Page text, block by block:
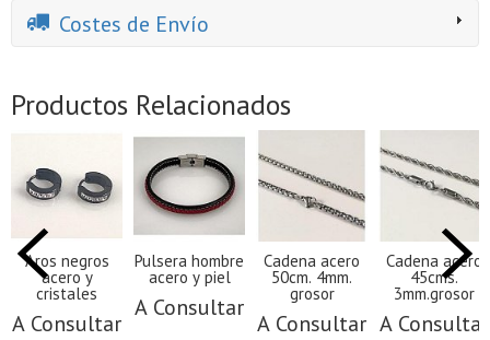
Costes de Envío
Productos Relacionados
Aros negros
acero y
cristales
A Consultar
Pulsera hombre
acero y piel
A Consultar
Cadena acero
50cm. 4mm.
grosor
A Consultar
Cadena acero
45cms.
3mm.grosor
A Consultar